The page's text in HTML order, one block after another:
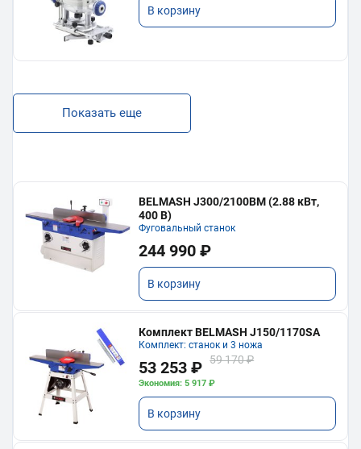
В корзину
Показать еще
BELMASH J300/2100ВМ (2.88 кВт,
400 В)
Фуговальный станок
244 990 ₽
В корзину
Комплект BELMASH J150/1170SA
Комплект: станок и 3 ножа
53 253 ₽ 59 170 ₽
Экономия: 5 917 ₽
В корзину